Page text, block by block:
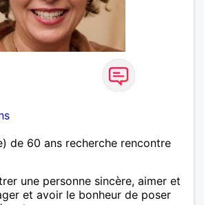
de 60 ans recherche rencontre
une personne sincère, aimer et
et avoir le bonheur de poser